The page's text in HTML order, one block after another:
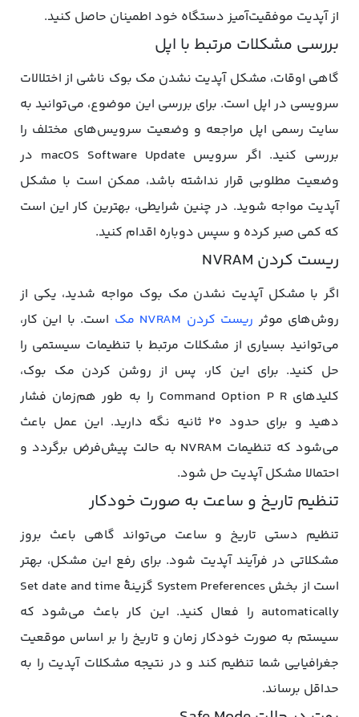
از آپدیت موفقیت‌آمیز دستگاه خود اطمینان حاصل کنید.
بررسی مشکلات مرتبط با اپل
گاهی اوقات، مشکل آپدیت نشدن مک بوک ناشی از اختلالات
سرویسی در اپل است. برای بررسی این موضوع، می‌توانید به
سایت رسمی اپل مراجعه و وضعیت سرویس‌های مختلف را
بررسی کنید. اگر سرویس macOS Software Update در
وضعیت مطلوبی قرار نداشته باشد، ممکن است با مشکل
آپدیت مواجه شوید. در چنین شرایطی، بهترین کار این است
که کمی صبر کرده و سپس دوباره اقدام کنید.
ریست کردن NVRAM
اگر با مشکل آپدیت نشدن مک بوک مواجه شدید، یکی از
روش‌های موثر ریست کردن NVRAM مک
است. با این کار،
می‌توانید بسیاری از مشکلات مرتبط با تنظیمات سیستمی را
حل کنید. برای این کار، پس از روشن کردن مک بوک،
کلیدهای Command Option P R را به طور هم‌زمان فشار
دهید و برای حدود ۲۰ ثانیه نگه دارید. این عمل باعث
می‌شود که تنظیمات NVRAM به حالت پیش‌فرض برگردد و
احتمالا مشکل آپدیت حل شود.
تنظیم تاریخ و ساعت به صورت خودکار
تنظیم دستی تاریخ و ساعت می‌تواند گاهی باعث بروز
مشکلاتی در فرآیند آپدیت شود. برای رفع این مشکل، بهتر
است از بخش System Preferences گزینۀ Set date and time
automatically را فعال کنید. این کار باعث می‌شود که
سیستم به صورت خودکار زمان و تاریخ را بر اساس موقعیت
جغرافیایی شما تنظیم کند و در نتیجه مشکلات آپدیت را به
حداقل برساند.